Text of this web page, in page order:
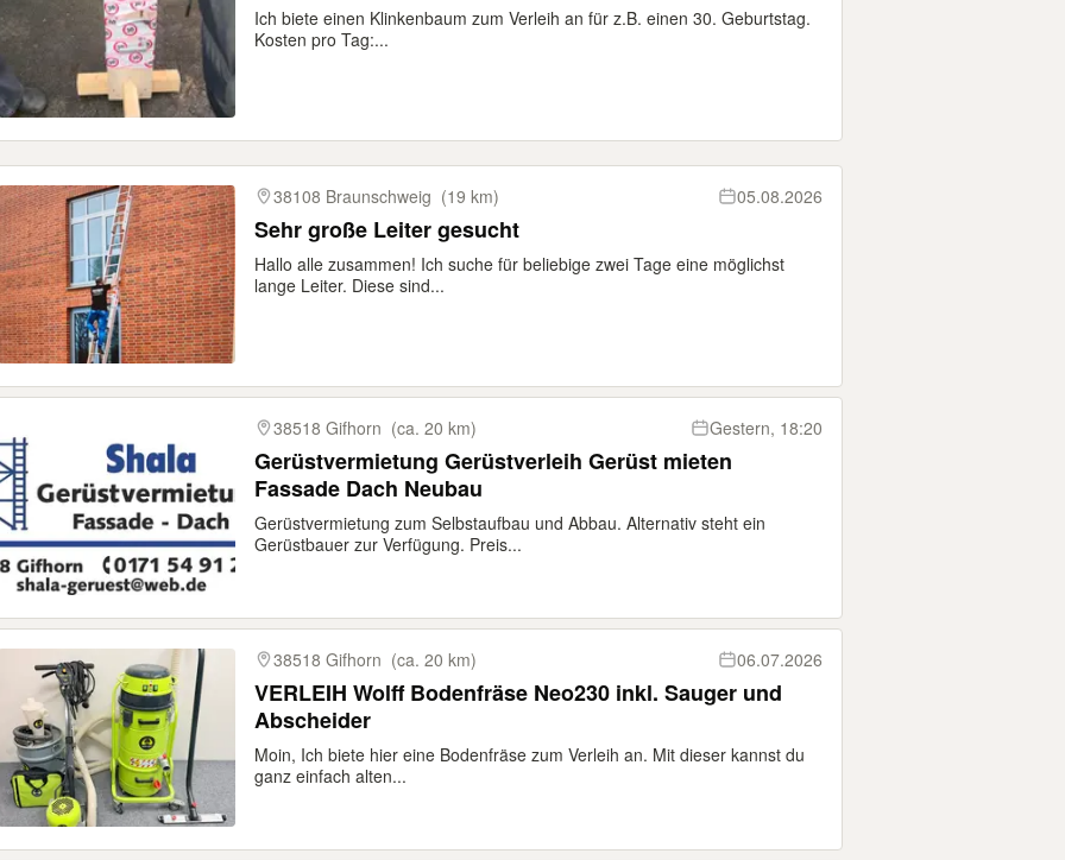
Ich biete einen Klinkenbaum zum Verleih an für z.B. einen 30. Geburtstag.
Kosten pro Tag:...
38108 Braunschweig (19 km) 05.08.2026
Sehr große Leiter gesucht
Hallo alle zusammen! Ich suche für beliebige zwei Tage eine möglichst
lange Leiter. Diese sind...
38518 Gifhorn (ca. 20 km) Gestern, 18:20
Gerüstvermietung Gerüstverleih Gerüst mieten
Fassade Dach Neubau
Gerüstvermietung zum Selbstaufbau und Abbau. Alternativ steht ein
Gerüstbauer zur Verfügung. Preis...
38518 Gifhorn (ca. 20 km) 06.07.2026
VERLEIH Wolff Bodenfräse Neo230 inkl. Sauger und
Abscheider
Moin, Ich biete hier eine Bodenfräse zum Verleih an. Mit dieser kannst du
ganz einfach alten...